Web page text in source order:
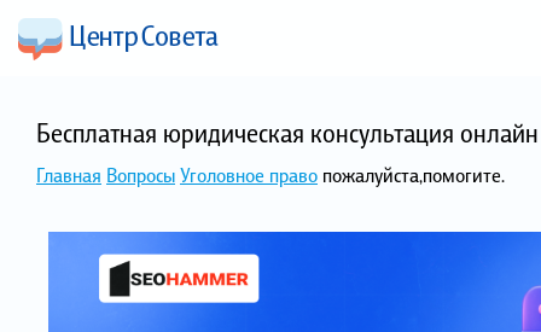
Бесплатная юридическая консультация
Главная ВопросыУголовное право пожалуйста,помогите.